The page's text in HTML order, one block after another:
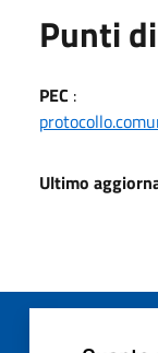
Punti
PEC :
Ultimo